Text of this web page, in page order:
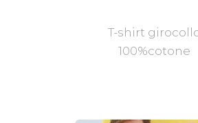
T-shirt
100%cotone